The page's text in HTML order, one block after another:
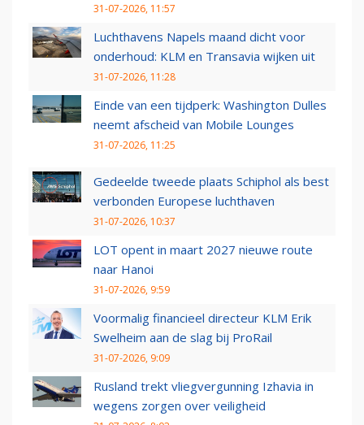
31-07-2026, 11:57
Luchthavens Napels maand dicht voor
onderhoud: KLM en Transavia wijken uit
31-07-2026, 11:28
Einde van een tijdperk: Washington Dulles
neemt afscheid van Mobile Lounges
31-07-2026, 11:25
Gedeelde tweede plaats Schiphol als best
verbonden Europese luchthaven
31-07-2026, 10:37
LOT opent in maart 2027 nieuwe route
naar Hanoi
31-07-2026, 9:59
Voormalig financieel directeur KLM Erik
Swelheim aan de slag bij ProRail
31-07-2026, 9:09
Rusland trekt vliegvergunning Izhavia in
wegens zorgen over veiligheid